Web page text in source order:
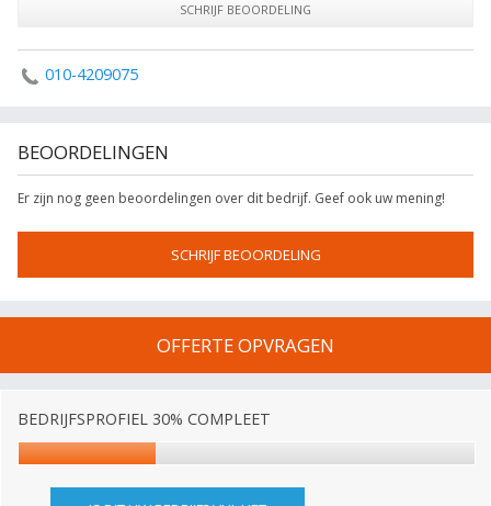
SCHRIJF BEOORDELING
010-4209075
BEOORDELINGEN
Er zijn nog geen beoordelingen over dit bedrijf. Geef ook uw mening!
SCHRIJF BEOORDELING
OFFERTE OPVRAGEN
BEDRIJFSPROFIEL 30% COMPLEET